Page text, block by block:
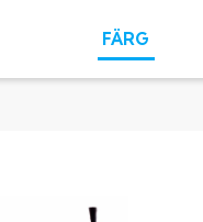
FÄRG